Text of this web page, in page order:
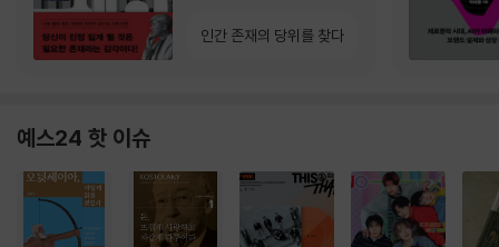
인간 존재의 당위를 찾다
예스24 핫 이슈